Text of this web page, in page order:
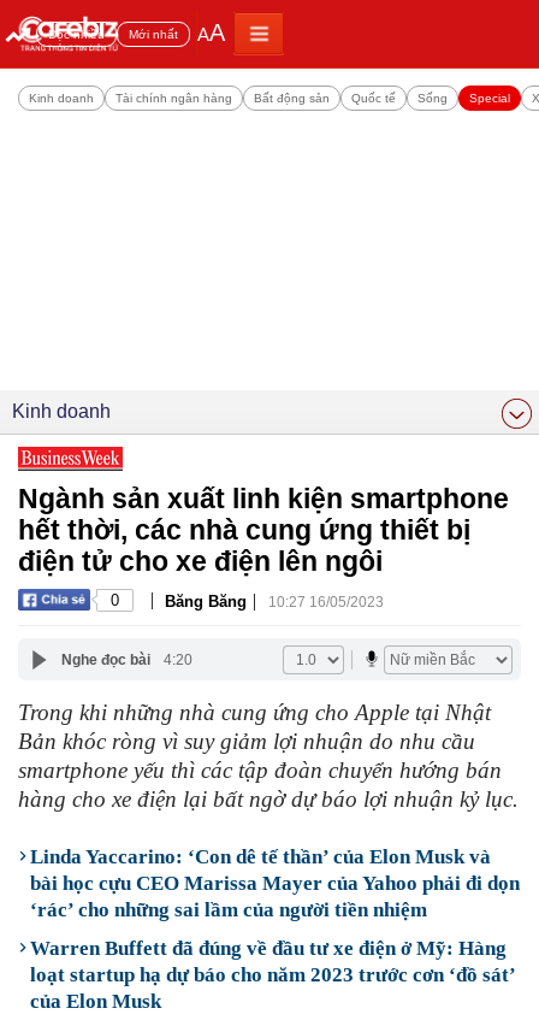
Đọc nhiều Mới nhất AA
Kinh doanh Tài chính ngân hàng Bất động sản Quốc tế Sống Special
Kinh doanh
Ngành sản xuất linh kiện smartphone
hết thời, các nhà cung ứng thiết bị
điện tử cho xe điện lên ngôi
0 | Băng Băng | 10:27 16/05/2023
Nghe đọc bài 4:20
Trong khi những nhà cung ứng cho Apple tại Nhật
Bản khóc ròng vì suy giảm lợi nhuận do nhu cầu
smartphone yếu thì các tập đoàn chuyển hướng bán
hàng cho xe điện lại bất ngờ dự báo lợi nhuận kỷ lục.
Linda Yaccarino: ‘Con dê tế thần’ của Elon Musk và
bài học cựu CEO Marissa Mayer của Yahoo phải đi dọn
‘rác’ cho những sai lầm của người tiền nhiệm
Warren Buffett đã đúng về đầu tư xe điện ở Mỹ: Hàng
loạt startup hạ dự báo cho năm 2023 trước cơn ‘đồ sát’
của Elon Musk